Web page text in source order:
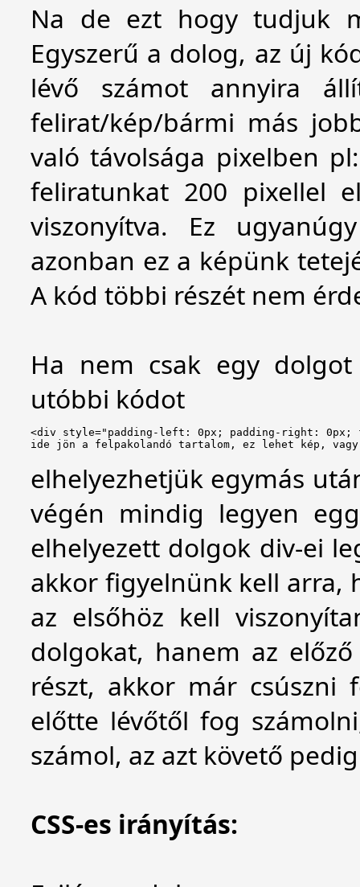
Na de ezt hogy tudjuk
Egyszerű a dolog, az új
lévő számot annyira
felirat/kép/bármi más
való távolsága pixelben
feliratunkat 200 pixellel
viszonyítva. Ez
azonban ez a képünk
A kód többi részét nem
Ha nem csak egy
utóbbi kódot
<div style="padding-left: 0px; padding-right:
ide jön a felpakolandó tartalom, ez lehet kép,
elhelyezhetjük egymás
végén mindig legyen
elhelyezett dolgok div-ei
akkor figyelnünk kell arra,
az elsőhöz kell
dolgokat, hanem az
részt, akkor már
előtte lévőtől fog
számol, az azt követő
CSS-es irányítás: